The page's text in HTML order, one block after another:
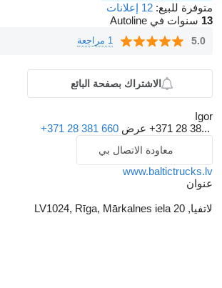
متوفرة للبيع: 12 إعلانات
13 سنوات في Autoline
5.0 1 مراجعة
الاشتراك بصفحة البائع
Igor
+371 28 38... عرض +371 28 381 660
معاودة الاتصال بي
www.baltictrucks.lv
عنوان
لاتفيا, LV1024, Rīga, Mārkalnes iela 20